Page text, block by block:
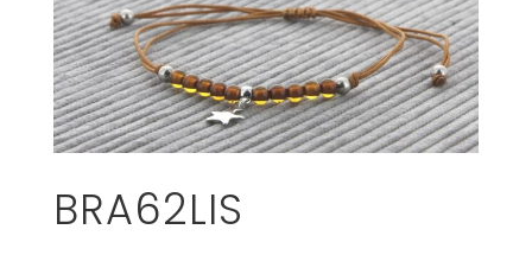
BRA62LIS